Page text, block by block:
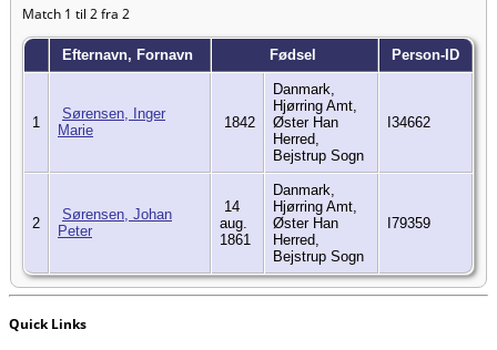
Match 1 til 2 fra 2
Efternavn, Fornavn Fødsel Person-ID
1
Sørensen, Inger
Marie
1842
Danmark,
Hjørring Amt,
Øster Han
Herred,
Bejstrup Sogn
I34662
2
Sørensen, Johan
Peter
14
aug.
1861
Danmark,
Hjørring Amt,
Øster Han
Herred,
Bejstrup Sogn
I79359
Quick Links